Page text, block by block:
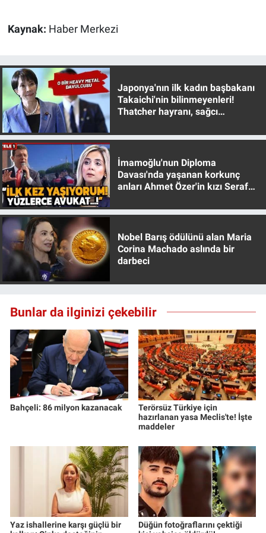
Kaynak: Haber Merkezi
Japonya'nın ilk kadın başbakanı
Takaichi'nin bilinmeyenleri!
Thatcher hayranı, sağcı
İmamoğlu'nun Diploma
Davası'nda yaşanan korkunç
anları Ahmet Özer'in kızı Seraf
Nobel Barış ödülünü alan Maria
Corina Machado aslında bir
darbeci
Bunlar da ilginizi çekebilir
Bahçeli: 86 milyon kazanacak
Terörsüz Türkiye için
hazırlanan yasa Meclis'te! İşte
maddeler
Yaz ishallerine karşı güçlü bir
Düğün fotoğraflarını çektiği
Gündem Özel
Haber
İlan
Koronavirüs
Kültür Sanat
Ne demişti
Nedir
Programlar
Sağlık
Spor
Türkiye'nin Geleceği
Türkiye'nin Gündemi
Yerel Gündem